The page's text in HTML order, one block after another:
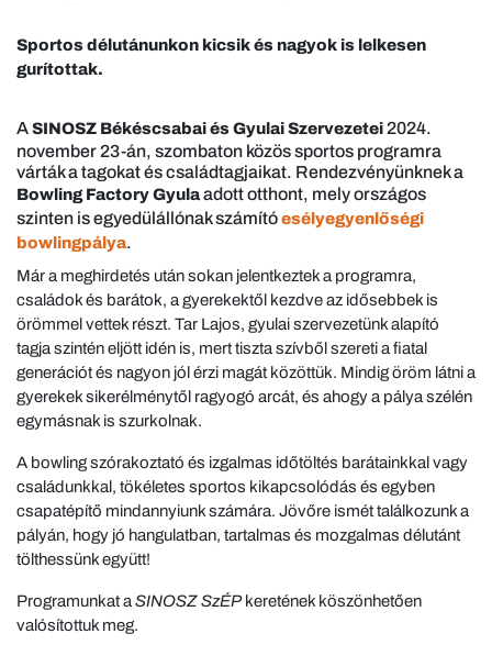
Sportos délutánunkon kicsik és nagyok is lelkesen
gurítottak.
ASINOSZ Békéscsabai és Gyulai Szervezetei 2024.
november 23-án, szombaton közös sportos programra
várták a tagokat és családtagjaikat. Rendezvényünknek a
Bowling Factory Gyulaadott otthont, mely országos
szinten is egyedülállónak számítóesélyegyenlőségi
bowlingpálya.
Már a meghirdetés után sokan jelentkeztek a programra,
családok és barátok, a gyerekektől kezdve az idősebbek is
örömmel vettek részt. Tar Lajos, gyulai szervezetünk alapító
tagja szintén eljött idén is, mert tiszta szívből szereti a fiatal
generációt és nagyon jól érzi magát közöttük. Mindig öröm látni a
gyerekek sikerélménytől ragyogó arcát, és ahogy a pálya szélén
egymásnak is szurkolnak.
A bowling szórakoztató és izgalmas időtöltés barátainkkal vagy
családunkkal, tökéletes sportos kikapcsolódás és egyben
csapatépítő mindannyiunk számára. Jövőre ismét találkozunk a
pályán, hogy jó hangulatban, tartalmas és mozgalmas délutánt
tölthessünk együtt!
Programunkat a SINOSZ SzÉPkeretének köszönhetően
valósítottuk meg.